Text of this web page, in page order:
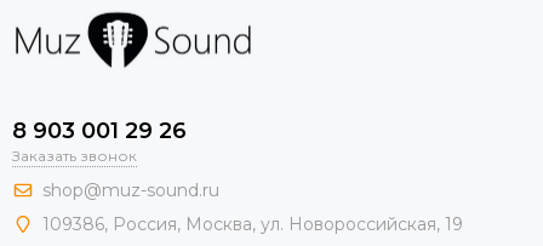
8 903 001 29 26
Заказать звонок
shop@muz-sound.ru
109386, Россия, Москва, ул. Новороссийская, 19